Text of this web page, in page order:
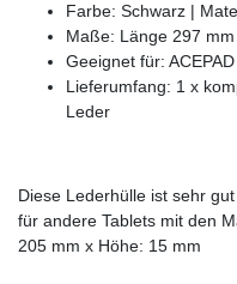
Farbe: Schwarz |
Maße: Länge 297
Geeignet für:
Lieferumfang: 1 x
Leder
Diese Lederhülle ist sehr
für andere Tablets mit den
205 mm x Höhe: 15 mm